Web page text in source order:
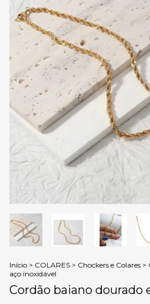
Início > COLARES > Chockers e Colares >
aço inoxidável
Cordão baiano dourado